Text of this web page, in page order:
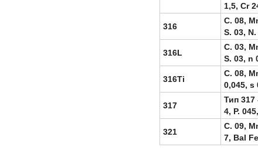
1,5, Cr
316
C. 08,
S. 03,
316L
C. 03,
S. 03, n
316Ti
C. 08,
0,045, s
317
Тип 317
4, P.
321
C. 09,
7, Bal